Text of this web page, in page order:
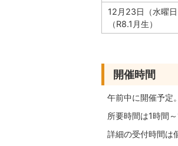
12月23日（水曜日
（R8.1月生）
開催時間
午前中に開催予定。
所要時間は1時間
詳細の受付時間は